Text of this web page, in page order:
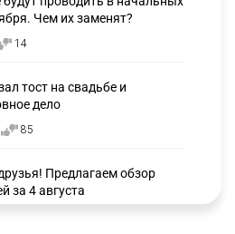
Чем их заменят?
14
тост на свадьбе и
дело
85
Предлагаем обзор
за 4 августа